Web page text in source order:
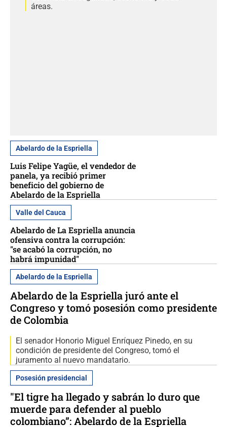
áreas.
Abelardo de la Espriella
Luis Felipe Yagüe, el vendedor de
panela, ya recibió primer
beneficio del gobierno de
Abelardo de la Espriella
Valle del Cauca
Abelardo de La Espriella anuncia
ofensiva contra la corrupción:
"se acabó la corrupción, no
habrá impunidad"
Abelardo de la Espriella
Abelardo de la Espriella juró ante el
Congreso y tomó posesión como presidente
de Colombia
El senador Honorio Miguel Enríquez Pinedo, en su
condición de presidente del Congreso, tomó el
juramento al nuevo mandatario.
Posesión presidencial
"El tigre ha llegado y sabrán lo duro que
muerde para defender al pueblo
colombiano”: Abelardo de la Espriella